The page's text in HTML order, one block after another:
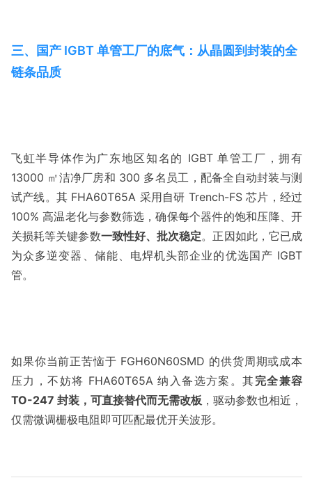
三、国产 IGBT 单管工厂的底气：从晶圆到封装的全
链条品质
飞虹半导体作为广东地区知名的 IGBT 单管工厂，拥有
13000 ㎡洁净厂房和 300 多名员工，配备全自动封装与测
试产线。其 FHA60T65A 采用自研 Trench-FS 芯片，经过
100% 高温老化与参数筛选，确保每个器件的饱和压降、开
关损耗等关键参数一致性好、批次稳定。正因如此，它已成
为众多逆变器、储能、电焊机头部企业的优选国产 IGBT
如果你当前正苦恼于 FGH60N60SMD 的供货周期或成本
压力，不妨将 FHA60T65A 纳入备选方案。其完全兼容
TO-247 封装，可直接替代而无需改板 ，驱动参数也相近，